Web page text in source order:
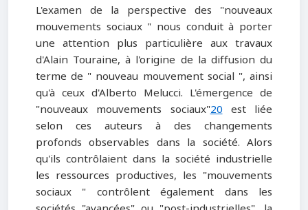
L'examen de la perspective des "nouveaux
mouvements sociaux " nous conduit à porter
une attention plus particulière aux travaux
d'Alain Touraine, à l'origine de la diffusion du
terme de " nouveau mouvement social ", ainsi
qu'à ceux d'Alberto Melucci. L'émergence de
"nouveaux mouvements sociaux"20est liée
selon ces auteurs à des changements
profonds observables dans la société. Alors
qu'ils contrôlaient dans la société industrielle
les ressources productives, les "mouvements
sociaux " contrôlent également dans les